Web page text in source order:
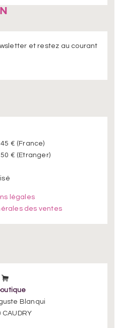
et restez au courant
€ (France)
€ (Etranger)
légales
des ventes
Blanqui
CAUDRY